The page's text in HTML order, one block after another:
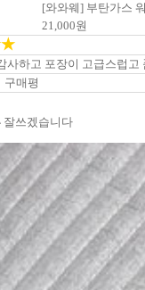
[와와웨] 부탄가스
21,000원
사하고 포장이 고급스럽
구매평
잘쓰겠습니다